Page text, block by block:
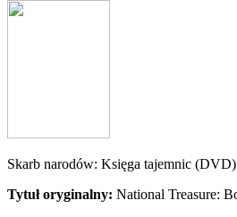
Skarb narodów: Księga tajemnic
Tytuł oryginalny: National Treasure: